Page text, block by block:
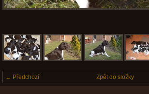
← Předchozí Zpět do složky